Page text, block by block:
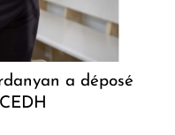
a déposé